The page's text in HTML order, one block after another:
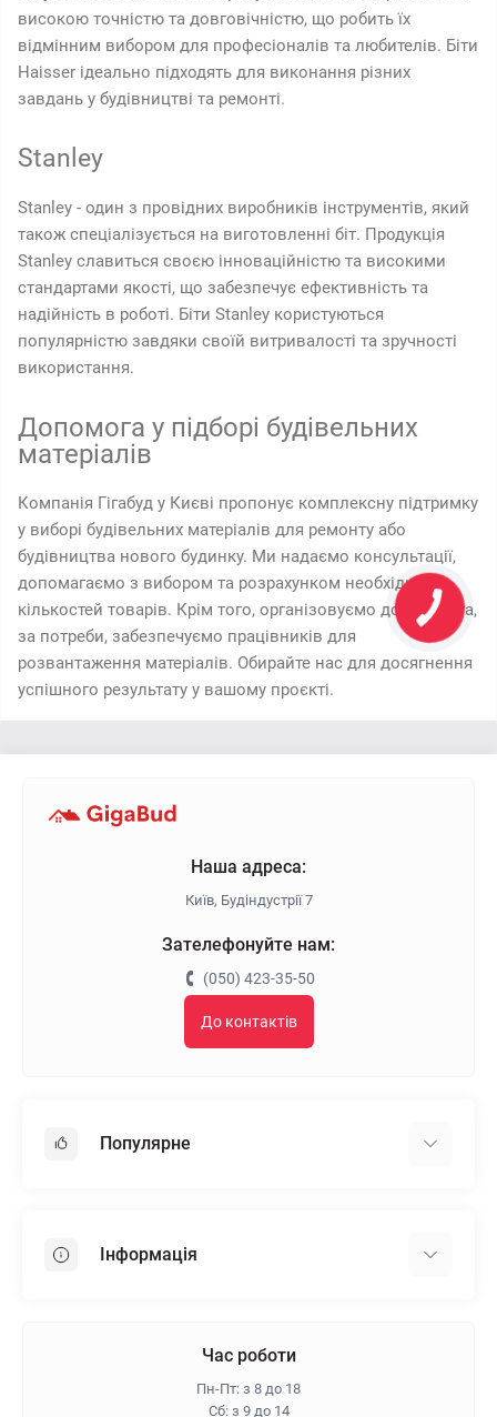
високою точністю та довговічністю, що робить їх
відмінним вибором для професіоналів та любителів. Біти
Haisser ідеально підходять для виконання різних
завдань у будівництві та ремонті.
Stanley
Stanley - один з провідних виробників інструментів, який
також спеціалізується на виготовленні біт. Продукція
Stanley славиться своєю інноваційністю та високими
стандартами якості, що забезпечує ефективність та
надійність в роботі. Біти Stanley користуються
популярністю завдяки своїй витривалості та зручності
використання.
Допомога у підборі будівельних
матеріалів
Компанія Гігабуд у Києві пропонує комплексну підтримку
у виборі будівельних матеріалів для ремонту або
будівництва нового будинку. Ми надаємо консультації,
допомагаємо з вибором та розрахунком необхідних
кількостей товарів. Крім того, організовуємо доставку та,
за потреби, забезпечуємо працівників для
розвантаження матеріалів. Обирайте нас для досягнення
успішного результату у вашому проєкті.
Наша адреса:
Київ, Будіндустрії 7
Зателефонуйте нам:
(050) 423-35-50
До контактів
Популярне
Пінопласт
Інформація
Гарантія та повернення
Час роботи
Пн-Пт: з 8 до 18
Сб: з 9 до 14